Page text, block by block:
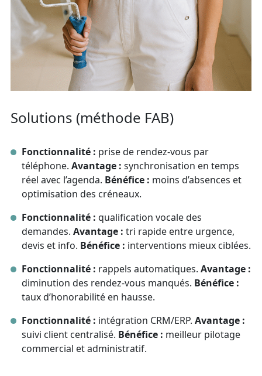
Solutions (méthode FAB)
Fonctionnalité : prise de rendez‑vous par
téléphone.Avantage : synchronisation en temps
réel avec l’agenda. Bénéfice : moins d’absences et
optimisation des créneaux.
Fonctionnalité : qualification vocale des
demandes.Avantage : tri rapide entre urgence,
devis et info. Bénéfice : interventions mieux ciblées.
Fonctionnalité : rappels automatiques.Avantage :
diminution des rendez‑vous manqués. Bénéfice :
taux d’honorabilité en hausse.
Fonctionnalité : intégration CRM/ERP.Avantage :
suivi client centralisé. Bénéfice : meilleur pilotage
commercial et administratif.